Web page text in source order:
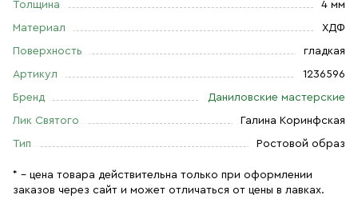
Толщина 4 мм
Материал ХДФ
Поверхность гладкая
Артикул 1236596
Бренд Даниловские мастерские
Лик Святого Галина Коринфская
Тип Ростовой образ
* – цена товара действительна только при оформлении
заказов через сайт и может отличаться от цены в лавках.